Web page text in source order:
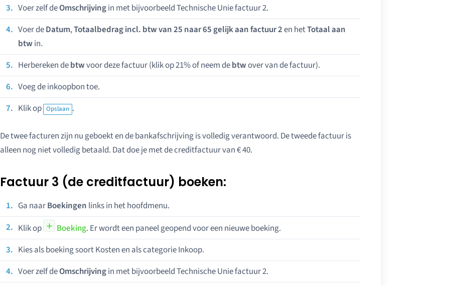
Voer zelf deOmschrijvingin met bijvoorbeeld Technische Unie factuur 2.
Voer deDatum,Totaalbedrag incl. btw van 25 naar 65 gelijk aan factuur 2en hetTotaal aan
btw in.
Herbereken debtwvoor deze factuur (klik op 21% of neem debtwover van de factuur).
Voeg de inkoopbon toe.
Klik op Opslaan .
De twee facturen zijn nu geboekt en de bankafschrijving is volledig verantwoord. De tweede factuur is
alleen nog niet volledig betaald. Dat doe je met de creditfactuur van € 40.
Factuur 3 (de creditfactuur) boeken:
Ga naarBoekingen links in het hoofdmenu.
Klik op
Boeking. Er wordt een paneel geopend voor een nieuwe boeking.
Kies als boeking soort Kosten en als categorie Inkoop.
Voer zelf deOmschrijvingin met bijvoorbeeld Technische Unie factuur 2.